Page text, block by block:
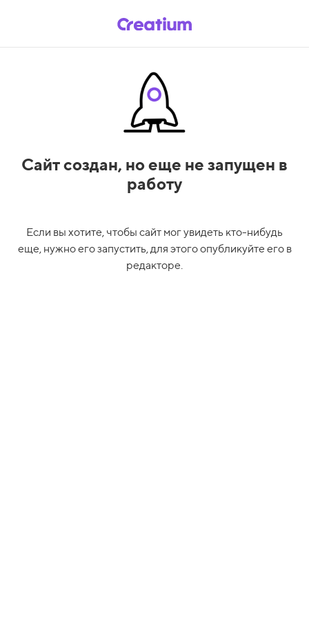
Сайт создан, но еще не запущен в
работу
Если вы хотите, чтобы сайт мог увидеть кто-нибудь
еще, нужно его запустить, для этого опубликуйте его в
редакторе.